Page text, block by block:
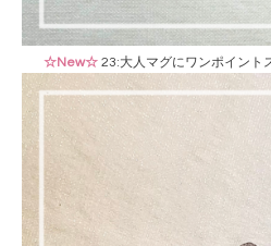
☆New☆ 23:大人マグにワンポイント